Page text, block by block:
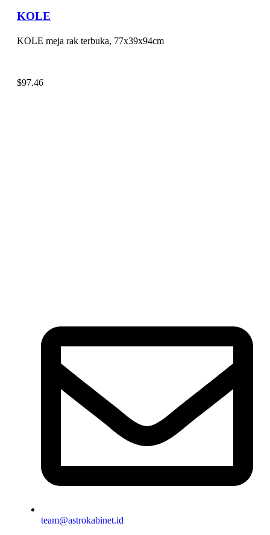
KOLE
KOLE meja rak terbuka, 77x39x94cm
$97.46
team@astrokabinet.id